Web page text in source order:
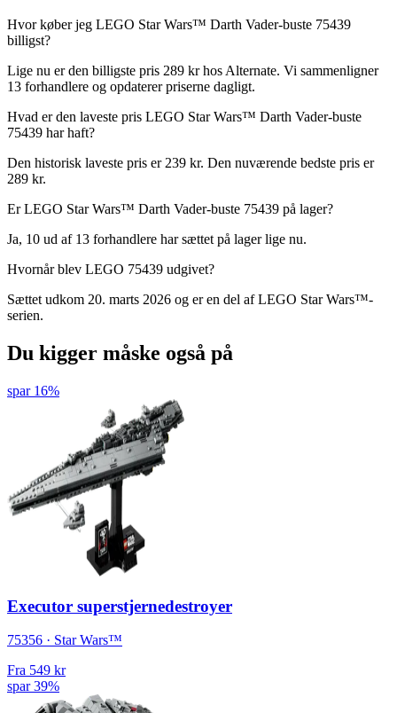
Hvor køber jeg LEGO Star Wars™ Darth Vader-buste 75439
billigst?
Lige nu er den billigste pris 289 kr hos Alternate. Vi sammenligner
13 forhandlere og opdaterer priserne dagligt.
Hvad er den laveste pris LEGO Star Wars™ Darth Vader-buste
75439 har haft?
Den historisk laveste pris er 239 kr. Den nuværende bedste pris er
289 kr.
Er LEGO Star Wars™ Darth Vader-buste 75439 på lager?
Ja, 10 ud af 13 forhandlere har sættet på lager lige nu.
Hvornår blev LEGO 75439 udgivet?
Sættet udkom 20. marts 2026 og er en del af LEGO Star Wars™-
serien.
Du kigger måske også på
spar 16%
Executor superstjernedestroyer
75356 · Star Wars™
Fra 549 kr
spar 39%